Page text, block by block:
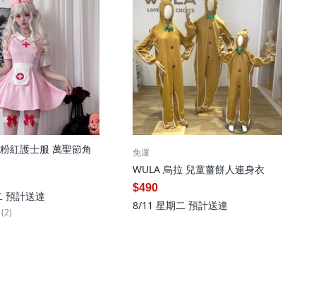
紅護士服 萬聖節角
預計送達
(2)
免運
WULA 烏拉 兒童薑餅人連身衣
$490
8/11 星期二 預計送達